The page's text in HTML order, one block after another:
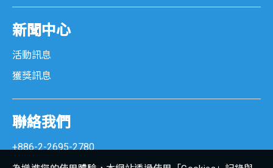
程控鍵盤
客戶顯示器
專用支架
多功能支架
新聞中心
活動訊息
獲獎訊息
聯絡我們
+886-2-2695-2780